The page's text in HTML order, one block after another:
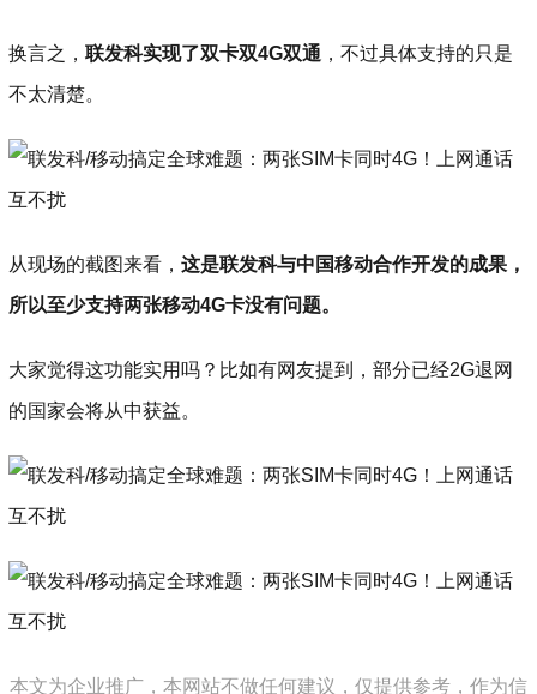
换言之，联发科实现了双卡双4G双通 ，不过具体支持的只是
不太清楚。
从现场的截图来看，这是联发科与中国移动合作开发的成果，
所以至少支持两张移动4G卡没有问题。
大家觉得这功能实用吗？比如有网友提到，部分已经2G退网
的国家会将从中获益。
本文为企业推广，本网站不做任何建议，仅提供参考，作为信